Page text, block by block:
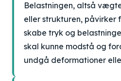
Belastningen, altså
eller strukturen, påvirker
skabe tryk og
skal kunne modstå og
undgå deformationer